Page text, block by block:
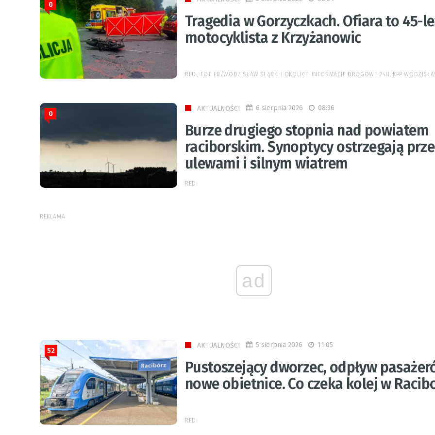
Tragedia w Gorzyczkach. Ofiara to 45-
motocyklista z Krzyżanowic
0
RED., FOT. FB/WODZISŁAW ŚLĄSKI I OKOLICE-INFORMACJE DROGOWE 24H, KPP
AKTUALNOŚCI 6 sierpnia 2026 08:36
Burze drugiego stopnia nad powiatem
raciborskim. Synoptycy ostrzegają
ulewami i silnym wiatrem
0
RED.
REKLAMA
ad
AKTUALNOŚCI 5 sierpnia 2026 11:05
Pustoszejący dworzec, odpływ
nowe obietnice. Co czeka kolej w
52
RED.